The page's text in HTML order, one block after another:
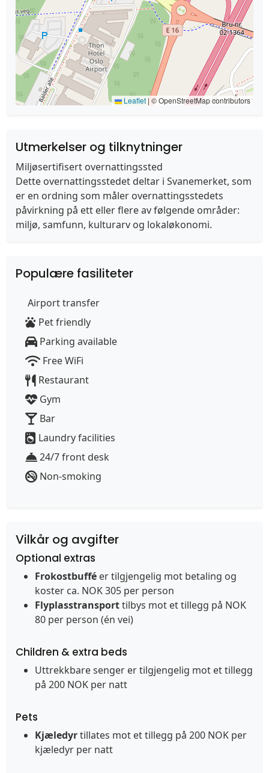
Leaflet|© OpenStreetMap contributors
Utmerkelser og tilknytninger
Miljøsertifisert overnattingssted
Dette overnattingsstedet deltar i Svanemerket, som
er en ordning som måler overnattingsstedets
påvirkning på ett eller flere av følgende områder:
miljø, samfunn, kulturarv og lokaløkonomi.
Populære fasiliteter
Airport transfer
Pet friendly
Parking available
Free WiFi
Restaurant
Gym
Bar
Laundry facilities
24/7 front desk
Non-smoking
Vilkår og avgifter
Optional extras
Frokostbuffé er tilgjengelig mot betaling og
koster ca. NOK 305 per person
Flyplasstransporttilbys mot et tillegg på NOK
80 per person (én vei)
Children & extra beds
Uttrekkbare senger er tilgjengelig mot et tillegg
på 200 NOK per natt
Pets
Kjæledyrtillates mot et tillegg på 200 NOK per
kjæledyr per natt